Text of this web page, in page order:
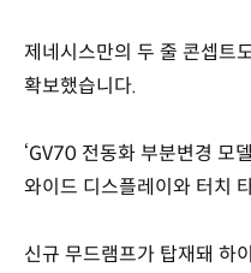
제네시스만의 두 줄 콘셉트
확보했습니다.
‘GV70 전동화 부분변경 모
와이드 디스플레이와 터치
신규 무드램프가 탑재돼 하